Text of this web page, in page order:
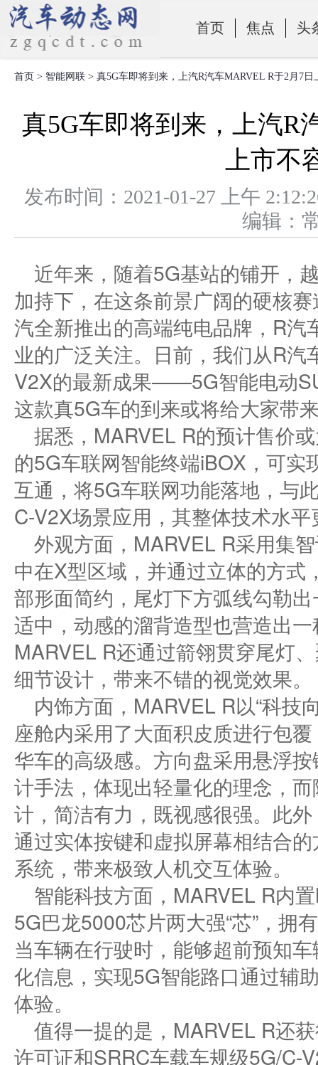
首页 焦点 头
零部件
首页 > 智能网联 > 真5G车即将到来，上汽R汽车MARVEL R于2月7日
真5G车即将到来，上汽R
上市不
发布时间：2021-01-27 上午
编辑
近年来，随着5G基站的铺开，
加持下，在这条前景广阔的硬核
汽全新推出的高端纯电品牌，R
业的广泛关注。日前，我们从R
V2X的最新成果——5G智能电动
这款真5G车的到来或将给大家带
据悉，MARVEL R的预计售价
的5G车联网智能终端iBOX，可
互通，将5G车联网功能落地，与
C-V2X场景应用，其整体技术水
外观方面，MARVEL R采用集
中在X型区域，并通过立体的方
部形面简约，尾灯下方弧线勾勒
适中，动感的溜背造型也营造出
MARVEL R还通过箭翎贯穿尾灯
细节设计，带来不错的视觉效果。
内饰方面，MARVEL R以“科技
座舱内采用了大面积皮质进行包
华车的高级感。方向盘采用悬浮
计手法，体现出轻量化的理念，
计，简洁有力，既视感很强。此
通过实体按键和虚拟屏幕相结合
系统，带来极致人机交互体验。
智能科技方面，MARVEL R内
5G巴龙5000芯片两大强“芯”，拥
当车辆在行驶时，能够超前预知
化信息，实现5G智能路口通过辅
体验。
值得一提的是，MARVEL R还
许可证和SRRC车载车规级5G/C-